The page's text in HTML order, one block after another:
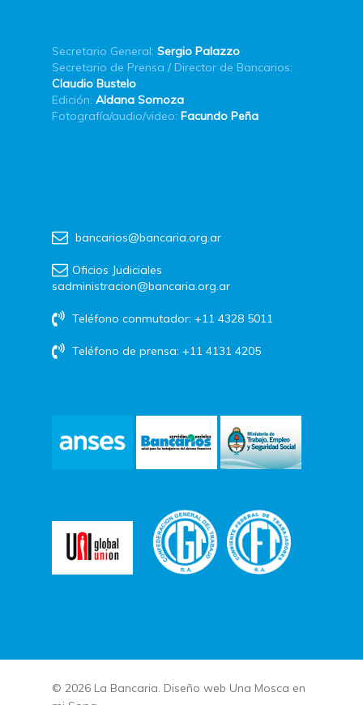
Secretario General: Sergio Palazzo
Secretario de Prensa / Director de Bancarios:
Claudio Bustelo
Edición: Aldana Somoza
Fotografía/audio/video: Facundo Peña
bancarios@bancaria.org.ar
Oficios Judiciales
sadministracion@bancaria.org.ar
Teléfono conmutador: +11 4328 5011
Teléfono de prensa: +11 4131 4205
© 2026 La Bancaria. Diseño web Una Mosca en